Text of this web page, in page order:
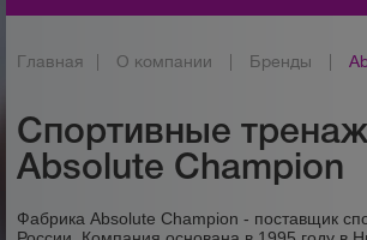
Главная О компании Бренды
Спортивные
Absolute Champion
Фабрика Absolute Champion - поставщик